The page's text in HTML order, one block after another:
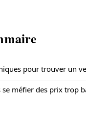
pour trouver un
se méfier des prix trop